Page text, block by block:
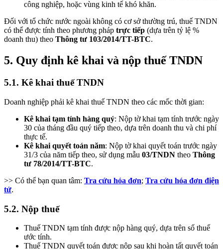
công nghiệp, hoặc vùng kinh tế khó khăn.
Đối với tổ chức nước ngoài không có cơ sở thường trú, thuế TNDN
có thể được tính theo phương pháp trực tiếp (dựa trên tỷ lệ %
doanh thu) theo Thông tư 103/2014/TT-BTC.
5. Quy định kê khai và nộp thuế TNDN
5.1. Kê khai thuế TNDN
Doanh nghiệp phải kê khai thuế TNDN theo các mốc thời gian:
Kê khai tạm tính hàng quý: Nộp tờ khai tạm tính trước ngày
30 của tháng đầu quý tiếp theo, dựa trên doanh thu và chi phí
thực tế.
Kê khai quyết toán năm: Nộp tờ khai quyết toán trước ngày
31/3 của năm tiếp theo, sử dụng mẫu 03/TNDN theo Thông
tư 78/2014/TT-BTC.
>> Có thể bạn quan tâm: Tra cứu hóa đơn; Tra cứu hóa đơn điện
tử.
5.2. Nộp thuế
Thuế TNDN tạm tính được nộp hàng quý, dựa trên số thuế
ước tính.
Thuế TNDN quyết toán được nộp sau khi hoàn tất quyết toán